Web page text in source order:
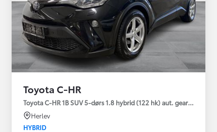
Toyota C-HR
Toyota C-HR 1B SUV 5-dørs 1.8 hybrid (122 hk) aut. gear C-LUB -
Herlev
HYBRID